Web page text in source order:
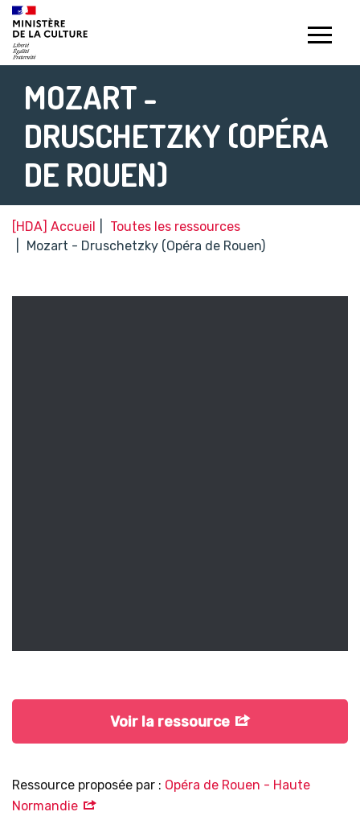
MOZART -
DRUSCHETZKY (OPÉRA
DE ROUEN)
[HDA] Accueil
Toutes les ressources
Mozart - Druschetzky (Opéra de Rouen)
Ressource proposée par : Opéra de Rouen - Haute
Normandie
Voir la ressource
Gestion de vos préférences sur les témoins de connexion